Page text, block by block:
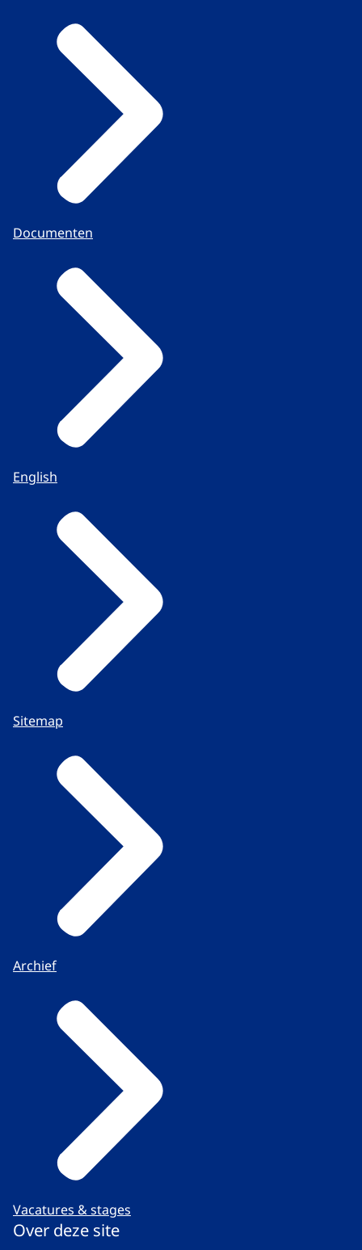
Documenten
English
Sitemap
Archief
Vacatures & stages
Over deze site